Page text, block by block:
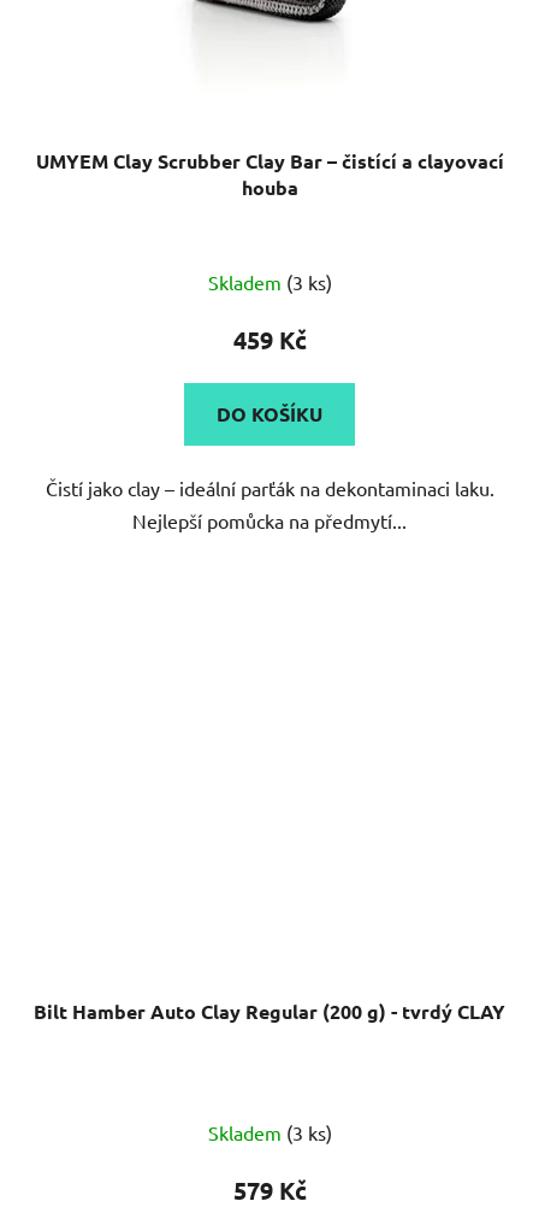
UMYEM Clay Scrubber Clay Bar – čistící a clayovací
houba
hodnocení
produktu
5,0
z
hvězdiček.
Skladem (3 ks)
459 Kč
DO KOŠÍKU
Čistí jako clay – ideální parťák na dekontaminaci laku.
Nejlepší pomůcka na předmytí...
Bilt Hamber Auto Clay Regular (200 g) - tvrdý CLAY
Skladem (3 ks)
579 Kč